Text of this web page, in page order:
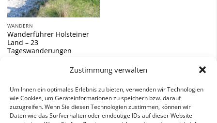
Zustimmung verwalten
Um Ihnen ein optimales Erlebnis zu bieten, verwenden wir Technologien
wie Cookies, um Geräteinformationen zu speichern bzw. darauf
zuzugreifen. Wenn Sie diesen Technologien zustimmen, können wir
Daten wie das Surfverhalten oder eindeutige IDs auf dieser Website
WANDERN
Wanderführer Holsteiner
Land – 23
Tageswanderungen